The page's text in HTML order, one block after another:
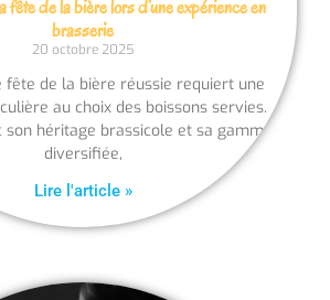
fête de la bière lors d’une expérience en
brasserie
20 octobre 2025
fête de la bière réussie requiert une
au choix des boissons servies.
son héritage brassicole et sa gamme
diversifiée,
Lire l'article »